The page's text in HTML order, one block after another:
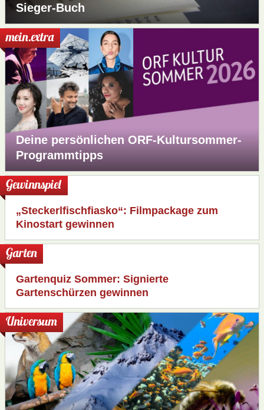
Sieger-Buch
mein.extra
Deine persönlichen ORF-Kultursommer-
Programmtipps
Gewinnspiel
„Steckerlfischfiasko“: Filmpackage zum
Kinostart gewinnen
Garten
Gartenquiz Sommer: Signierte
Gartenschürzen gewinnen
Universum